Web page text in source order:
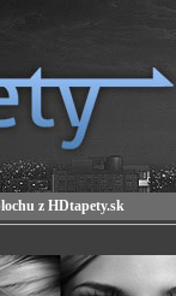
z HDtapety.sk